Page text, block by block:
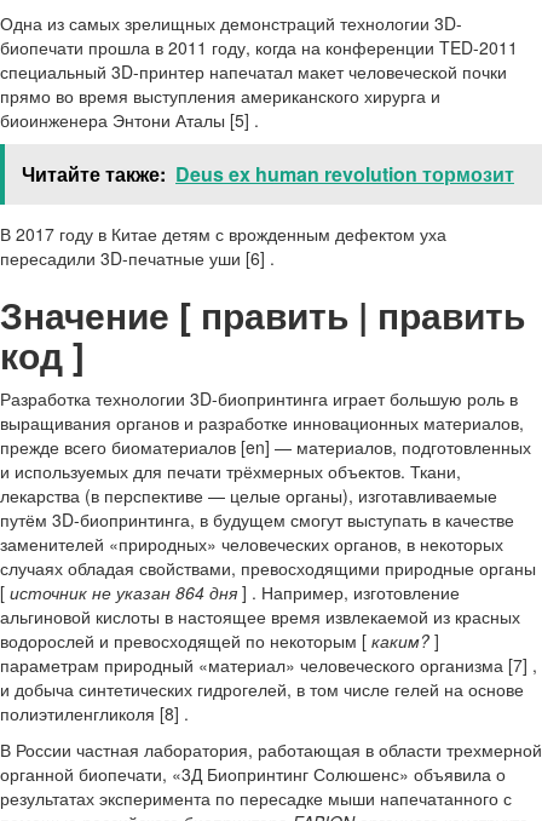
Одна из самых зрелищных демонстраций технологии 3D-
биопечати прошла в 2011 году, когда на конференции TED-2011
специальный 3D-принтер напечатал макет человеческой почки
прямо во время выступления американского хирурга и
биоинженера Энтони Аталы [5] .
Читайте также: Deus ex human revolution тормозит
В 2017 году в Китае детям с врожденным дефектом уха
пересадили 3D-печатные уши [6] .
Значение [ править | править
код ]
Разработка технологии 3D-биопринтинга играет большую роль в
выращивания органов и разработке инновационных материалов,
прежде всего биоматериалов [en] — материалов, подготовленных
и используемых для печати трёхмерных объектов. Ткани,
лекарства (в перспективе — целые органы), изготавливаемые
путём 3D-биопринтинга, в будущем смогут выступать в качестве
заменителей «природных» человеческих органов, в некоторых
случаях обладая свойствами, превосходящими природные органы
[ источник не указан 864 дня ] . Например, изготовление
альгиновой кислоты в настоящее время извлекаемой из красных
водорослей и превосходящей по некоторым [ каким? ]
параметрам природный «материал» человеческого организма [7] ,
и добыча синтетических гидрогелей, в том числе гелей на основе
полиэтиленгликоля [8] .
В России частная лаборатория, работающая в области трехмерной
органной биопечати, «3Д Биопринтинг Солюшенс» объявила о
результатах эксперимента по пересадке мыши напечатанного с